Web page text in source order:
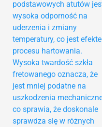
podstawowych atutów
wysoka odporność na
uderzenia i zmiany
temperatury, co jest
procesu hartowania.
Wysoka twardość szkła
fretowanego oznacza, że
jest mniej podatne na
uszkodzenia
co sprawia, że doskonale
sprawdza się w różnych